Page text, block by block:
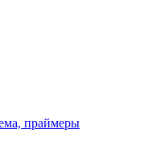
праймеры